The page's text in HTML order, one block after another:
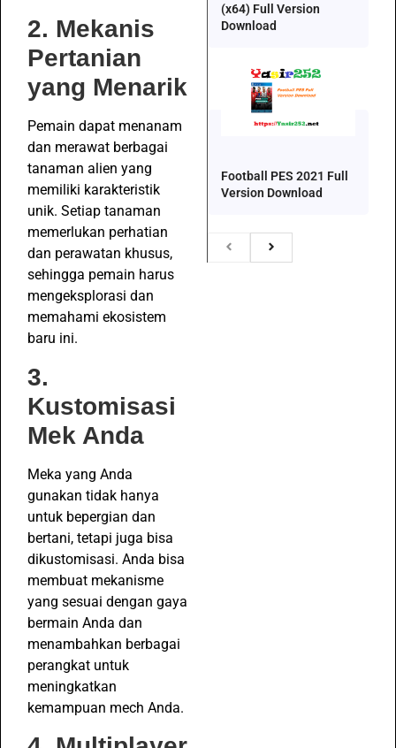
2. Mekanis
Pertanian
yang Menarik
Pemain dapat menanam
dan merawat berbagai
tanaman alien yang
memiliki karakteristik
unik. Setiap tanaman
memerlukan perhatian
dan perawatan khusus,
sehingga pemain harus
mengeksplorasi dan
memahami ekosistem
baru ini.
3.
Kustomisasi
Mek Anda
Meka yang Anda
gunakan tidak hanya
untuk bepergian dan
bertani, tetapi juga bisa
dikustomisasi. Anda bisa
membuat mekanisme
yang sesuai dengan gaya
bermain Anda dan
menambahkan berbagai
perangkat untuk
meningkatkan
kemampuan mech Anda.
(x64) Full Version
Download
Football PES 2021 Full
Version Download